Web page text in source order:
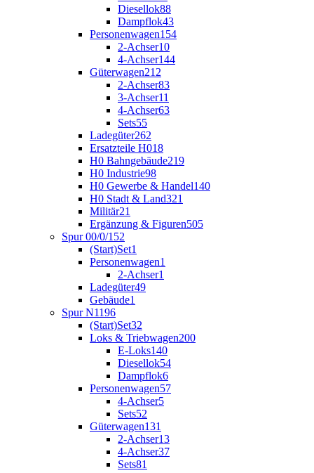
Diesellok88
Dampflok43
Personenwagen154
2-Achser10
4-Achser144
Güterwagen212
2-Achser83
3-Achser11
4-Achser63
Sets55
Ladegüter262
Ersatzteile H018
H0 Bahngebäude219
H0 Industrie98
H0 Gewerbe & Handel140
H0 Stadt & Land321
Militär21
Ergänzung & Figuren505
Spur 00/0/1 52
(Start)Set1
Personenwagen1
2-Achser1
Ladegüter49
Gebäude1
Spur N1196
(Start)Set32
Loks & Triebwagen200
E-Loks140
Diesellok54
Dampflok6
Personenwagen57
4-Achser5
Sets52
Güterwagen131
2-Achser13
4-Achser37
Sets81